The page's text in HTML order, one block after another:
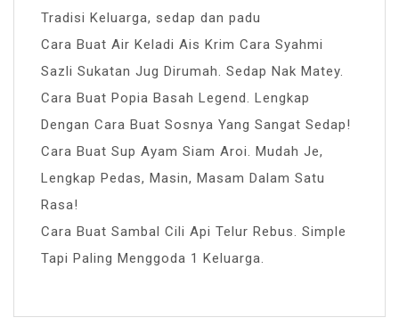
Tradisi Keluarga, sedap dan padu
Cara Buat Air Keladi Ais Krim Cara Syahmi
Sazli Sukatan Jug Dirumah. Sedap Nak Matey.
Cara Buat Popia Basah Legend. Lengkap
Dengan Cara Buat Sosnya Yang Sangat Sedap!
Cara Buat Sup Ayam Siam Aroi. Mudah Je,
Lengkap Pedas, Masin, Masam Dalam Satu
Rasa!
Cara Buat Sambal Cili Api Telur Rebus. Simple
Tapi Paling Menggoda 1 Keluarga.